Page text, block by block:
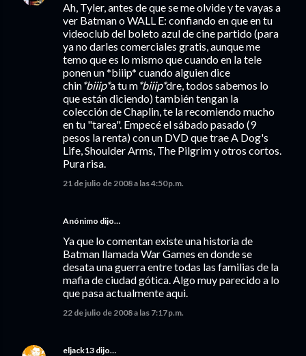
Ah, Tyler, antes de que se me olvide y te vayas a
ver Batman o WALL E: confiando en que en tu
videoclub del boleto azul de cine partido (para
ya no darles comerciales gratis, aunque me
temo que es lo mismo que cuando en la tele
ponen un *biiip* cuando alguien dice
chin*biiip*a tu m*biiip*dre, todos sabemos lo
que están diciendo) también tengan la
colección de Chaplin, te la recomiendo mucho
en tu "tarea". Empecé el sábado pasado (9
pesos la renta) con un DVD que trae A Dog's
Life, Shoulder Arms, The Pilgrim y otros cortos.
Pura risa.
21 de julio de 2008 a las 4:50 p.m.
Anónimo dijo…
Ya que lo comentan existe una historia de
Batman llamada War Games en donde se
desata una guerra entre todas las familias de la
mafia de ciudad gótica. Algo muy parecido a lo
que pasa actualmente aqui.
22 de julio de 2008 a las 7:17 p.m.
eljack13 dijo…